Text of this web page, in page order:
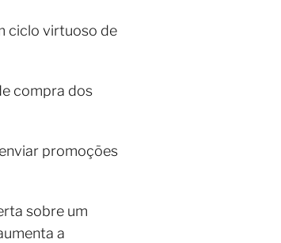
ciclo virtuoso de
compra dos
promoções
sobre um
a